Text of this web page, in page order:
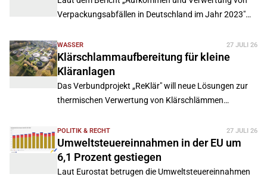
Verpackungsabfällen in Deutschland im Jahr 2023"
Verpackungsaufkommen in Deutschland 2023 zwar
deutlich gesunken, die strukturellen
Herausforderungen der Kreislaufwirtschaft haben
sich jedoch ver-schärft.
WASSER 27 JULI 26
Klärschlammaufbereitung für kleine
Kläranlagen
Das Verbundprojekt „ReKlär" will neue Lösungen zur
thermischen Verwertung von Klärschlämmen
POLITIK & RECHT 27 JULI 26
Umweltsteuereinnahmen in der EU um
6,1 Prozent gestiegen
Laut Eurostat betrugen die Umweltsteuereinnahmen